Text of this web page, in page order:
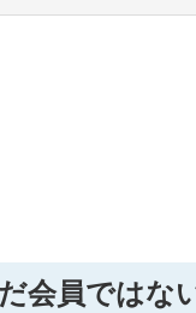
会員ではな